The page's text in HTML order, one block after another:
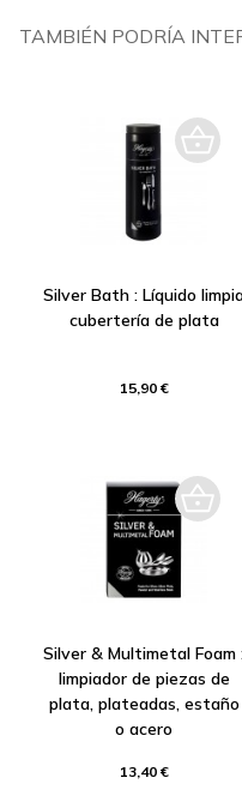
TAMBIÉN PODRÍA
Silver Bath : Líquido
cubertería de plata
15,90 €
Silver & Multimetal Foam
limpiador de piezas de
plata, plateadas, estaño
o acero
13,40 €